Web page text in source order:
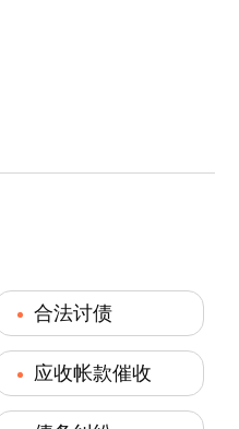
合法讨债
应收帐款催收